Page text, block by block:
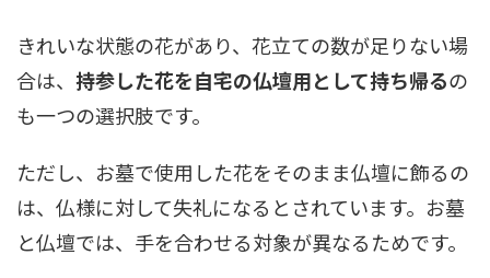
きれいな状態の花があり、花立ての数が足りない場
合は、 持参した花を自宅の仏壇用として持ち帰るの
も一つの選択肢です。
ただし、お墓で使用した花をそのまま仏壇に飾るの
は、仏様に対して失礼になるとされています。お墓
と仏壇では、手を合わせる対象が異なるためです。